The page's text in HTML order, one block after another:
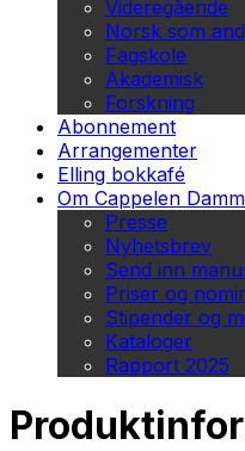
Videregående
Norsk som
Fagskole
Akademisk
Forskning
Abonnement
Arrangementer
Elling bokkafé
Om Cappelen Damm
Presse
Nyhetsbrev
Send inn
Priser og
Stipender og
Kataloger
Rapport 2025